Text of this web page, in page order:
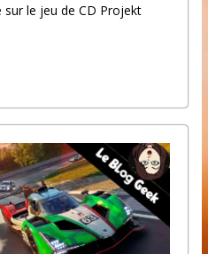
sur le jeu de CD Projekt